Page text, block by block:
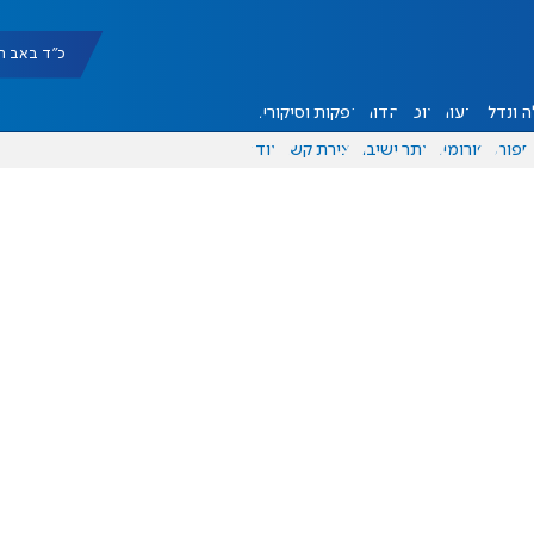
כ"ד באב תשפ"ו
ונדל"ן דעות אוכל יהדות הפקות וסיקורים
ספורט פורומים אתר ישיבה יצירת קשר עוד